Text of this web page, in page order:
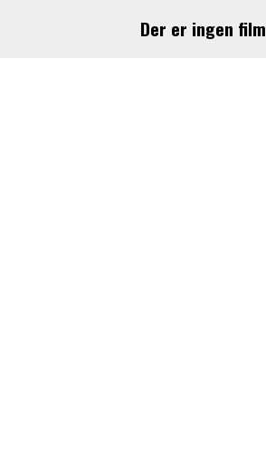
Der er ingen film